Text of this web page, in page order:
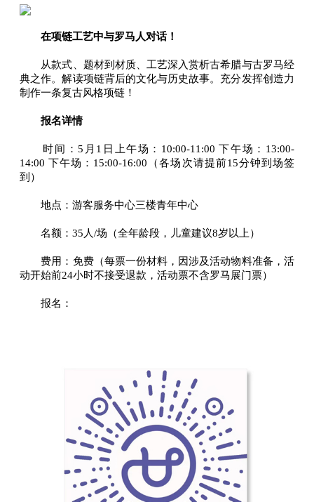
在项链工艺中与罗马人对话！
从款式、题材到材质、工艺深入赏析古希腊与古罗马经
典之作。解读项链背后的文化与历史故事。充分发挥创造力
制作一条复古风格项链！
报名详情
时间：5月1日上午场：10:00-11:00 下午场：13:00-
14:00 下午场：15:00-16:00（各场次请提前15分钟到场签
到）
地点：游客服务中心三楼青年中心
名额：35人/场（全年龄段，儿童建议8岁以上）
费用：免费（每票一份材料，因涉及活动物料准备，活
动开始前24小时不接受退款，活动票不含罗马展门票）
报名：